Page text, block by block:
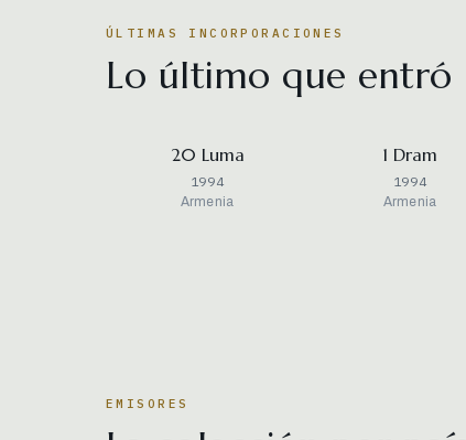
ÚLTIMAS INCORPORACIONES
Lo último que entró
20 Luma
1994
Armenia
1 Dram
1994
Armenia
EMISORES